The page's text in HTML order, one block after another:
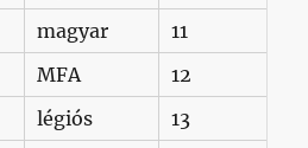
magyar
11
MFA
12
légiós
13